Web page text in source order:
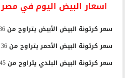
اسعار البيض اليوم في مصر 2021
سعر كرتونة البيض الأبيض يتراوح من 36 إلى 38 جنيه مصري .
سعر كرتونة البيض الأحمر يتراوح من 36 إلى 38 جنيه مصري .
سعر كرتونة البيض البلدي يتراوح من 45 إلى 47 جنيه مصري .